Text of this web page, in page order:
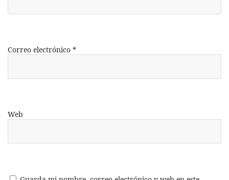
Correo electrónico *
Web